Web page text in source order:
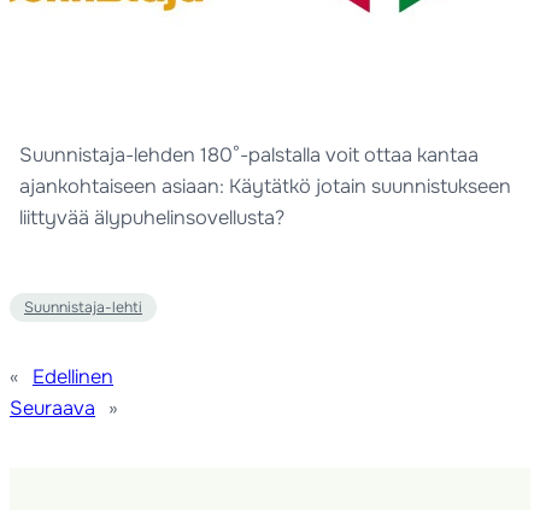
Suunnistaja-lehden 180°-palstalla voit ottaa kantaa
ajankohtaiseen asiaan: Käytätkö jotain suunnistukseen
liittyvää älypuhelinsovellusta?
Suunnistaja-lehti
«
Edellinen
Seuraava
»